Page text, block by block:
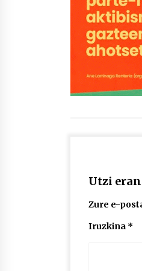
Utzi
Zure e-
Iruzkina *